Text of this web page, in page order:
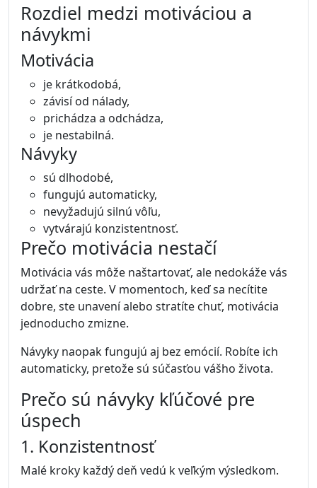
Rozdiel medzi motiváciou a
návykmi
Motivácia
je krátkodobá,
závisí od nálady,
prichádza a odchádza,
je nestabilná.
Návyky
sú dlhodobé,
fungujú automaticky,
nevyžadujú silnú vôľu,
vytvárajú konzistentnosť.
Prečo motivácia nestačí
Motivácia vás môže naštartovať, ale nedokáže vás
udržať na ceste. V momentoch, keď sa necítite
dobre, ste unavení alebo stratíte chuť, motivácia
jednoducho zmizne.
Návyky naopak fungujú aj bez emócií. Robíte ich
automaticky, pretože sú súčasťou vášho života.
Prečo sú návyky kľúčové pre
úspech
1. Konzistentnosť
Malé kroky každý deň vedú k veľkým výsledkom.